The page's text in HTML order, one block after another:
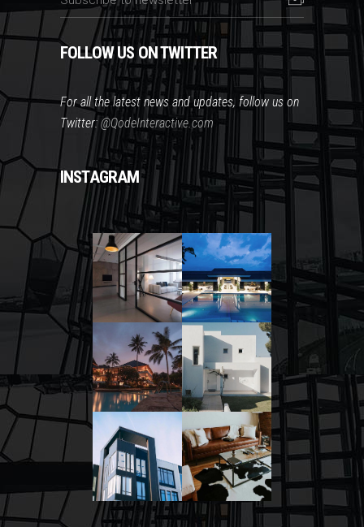
FOLLOW US ON TWITTER
For all the latest news and updates, follow us on
Twitter:@QodeInteractive.com
INSTAGRAM